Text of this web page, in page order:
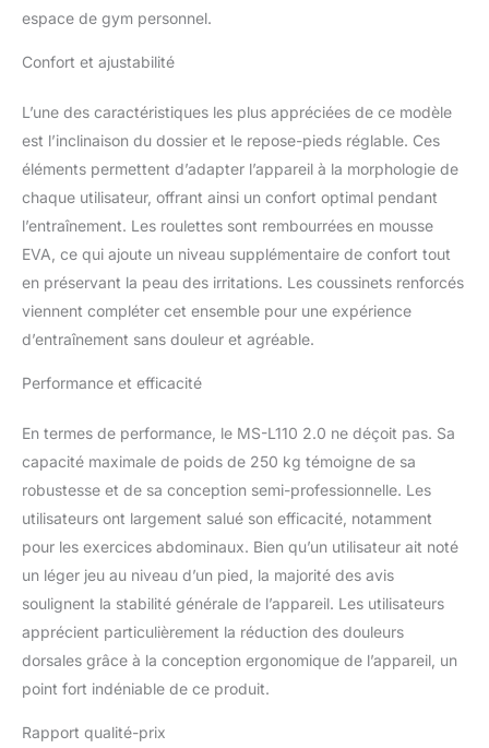
espace de gym personnel.
Confort et ajustabilité
L’une des caractéristiques les plus appréciées de ce modèle
est l’inclinaison du dossier et le repose-pieds réglable. Ces
éléments permettent d’adapter l’appareil à la morphologie de
chaque utilisateur, offrant ainsi un confort optimal pendant
l’entraînement. Les roulettes sont rembourrées en mousse
EVA, ce qui ajoute un niveau supplémentaire de confort tout
en préservant la peau des irritations. Les coussinets renforcés
viennent compléter cet ensemble pour une expérience
d’entraînement sans douleur et agréable.
Performance et efficacité
En termes de performance, le MS-L110 2.0 ne déçoit pas. Sa
capacité maximale de poids de 250 kg témoigne de sa
robustesse et de sa conception semi-professionnelle. Les
utilisateurs ont largement salué son efficacité, notamment
pour les exercices abdominaux. Bien qu’un utilisateur ait noté
un léger jeu au niveau d’un pied, la majorité des avis
soulignent la stabilité générale de l’appareil. Les utilisateurs
apprécient particulièrement la réduction des douleurs
dorsales grâce à la conception ergonomique de l’appareil, un
point fort indéniable de ce produit.
Rapport qualité-prix